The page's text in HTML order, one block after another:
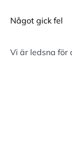
Något gick fel
Vi är ledsna för